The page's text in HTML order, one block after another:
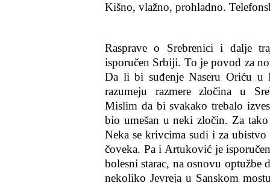
Kišno, vlažno, prohladno.
Rasprave o Srebrenici i dalje
isporučen Srbiji. To je povod za
Da li bi suđenje Naseru Oriću u
razumeju razmere zločina u
Mislim da bi svakako trebalo
bio umešan u neki zločin. Za
Neka se krivcima sudi i za
čoveka. Pa i Artuković je
bolesni starac, na osnovu optužbe
nekoliko Jevreja u Sanskom